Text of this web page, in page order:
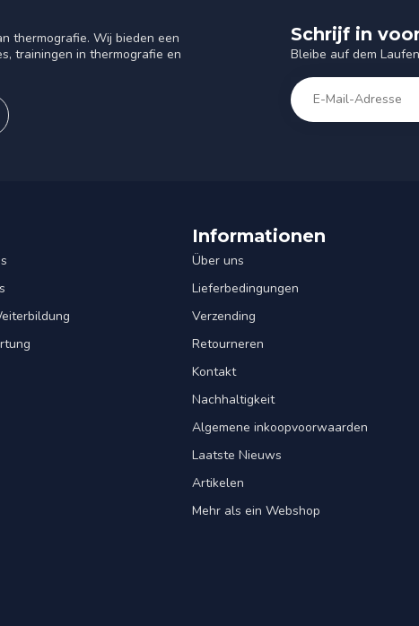
thermografie. Wij bieden een
trainingen in thermografie en
Schrijf in
Bleibe auf dem
Informationen
Über uns
Lieferbedingungen
Verzending
Retourneren
Kontakt
Nachhaltigkeit
Algemene inkoopvoorwaarden
Laatste Nieuws
Artikelen
Mehr als ein Webshop